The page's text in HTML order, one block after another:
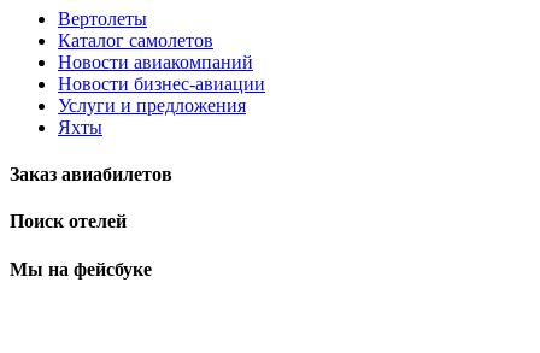
Вертолеты
Каталог самолетов
Новости авиакомпаний
Новости бизнес-авиации
Услуги и предложения
Яхты
Заказ авиабилетов
Поиск отелей
Мы на фейсбуке